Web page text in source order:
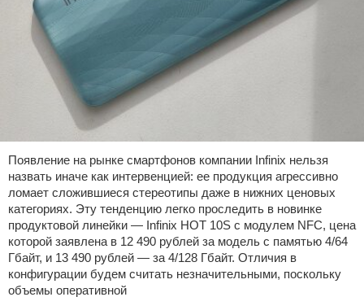
Появление на рынке смартфонов компании Infinix нельзя
назвать иначе как интервенцией: ее продукция агрессивно
ломает сложившиеся стереотипы даже в нижних ценовых
категориях. Эту тенденцию легко проследить в новинке
продуктовой линейки — Infinix HOT 10S с модулем NFC, цена
которой заявлена в 12 490 рублей за модель с памятью 4/64
Гбайт, и 13 490 рублей — за 4/128 Гбайт. Отличия в
конфигурации будем считать незначительными, поскольку
объемы оперативной